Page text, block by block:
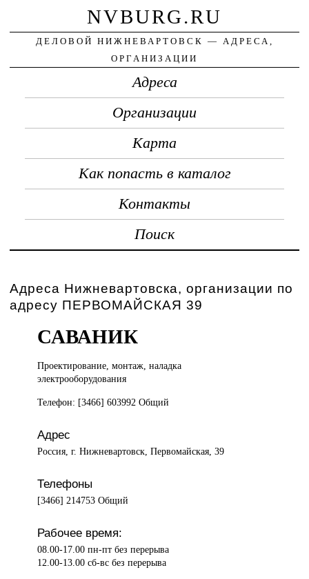
NVBURG.RU
ДЕЛОВОЙ НИЖНЕВАРТОВСК — АДРЕСА,
ОРГАНИЗАЦИИ
Адреса
Организации
Карта
Как попасть в каталог
Контакты
Поиск
Адреса Нижневартовска, организации по
адресу ПЕРВОМАЙСКАЯ 39
САВАНИК
Проектирование, монтаж,наладка
электрооборудования
Телефон: [3466] 603992 Общий
Адрес
Россия, г. Нижневартовск, Первомайская, 39
Телефоны
[3466] 214753 Общий
Рабочее время:
08.00-17.00 пн-пт без перерыва
12.00-13.00 сб-вс без перерыва